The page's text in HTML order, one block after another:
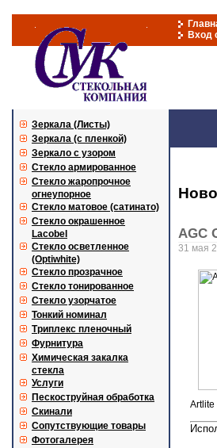
Вход
Зеркала (Листы)
Зеркала (с пленкой)
Зеркало с узором
Стекло армированное
Стекло жаропрочное
огнеупорное
Стекло матовое (сатинато)
Стекло окрашенное
Lacobel
Стекло осветленное
(Optiwhite)
Стекло прозрачное
Стекло тонированное
Стекло узорчатое
Тонкий номинал
Триплекс пленочный
Фурнитура
Химическая закалка
стекла
Услуги
Пескоструйная обработка
Скинали
Сопутствующие товары
Фотогалерея
AGC
31 мая
Artlite